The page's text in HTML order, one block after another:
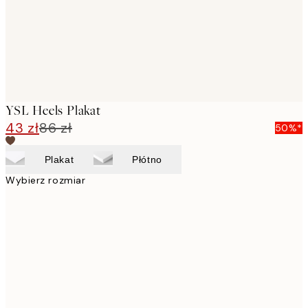
YSL Heels Plakat
43 zł86 zł 50%*
Plakat Płótno
Wybierz rozmiar